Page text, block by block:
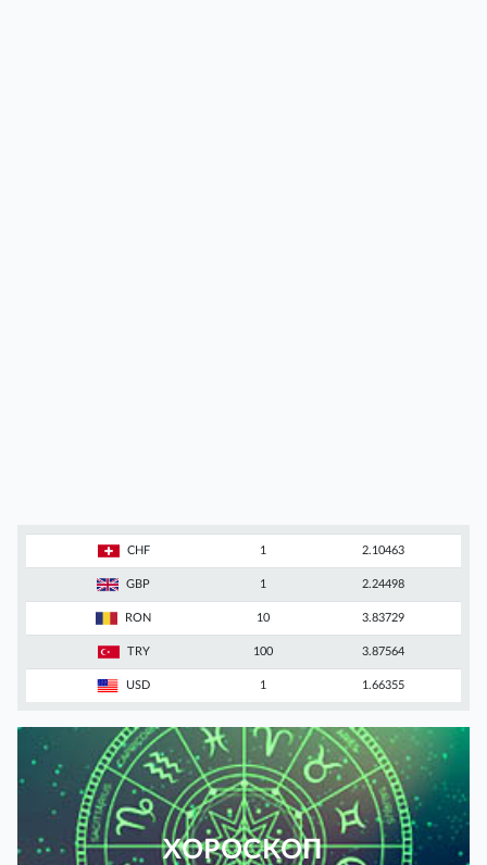
CHF 1 2.10463
GBP 1 2.24498
RON 10 3.83729
TRY 100 3.87564
USD 1 1.66355
ХОРОСКОП